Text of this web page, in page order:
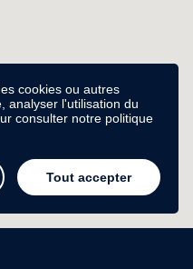
cookies ou autres
analyser l'utilisation du
consulter notre politique
Tout accepter